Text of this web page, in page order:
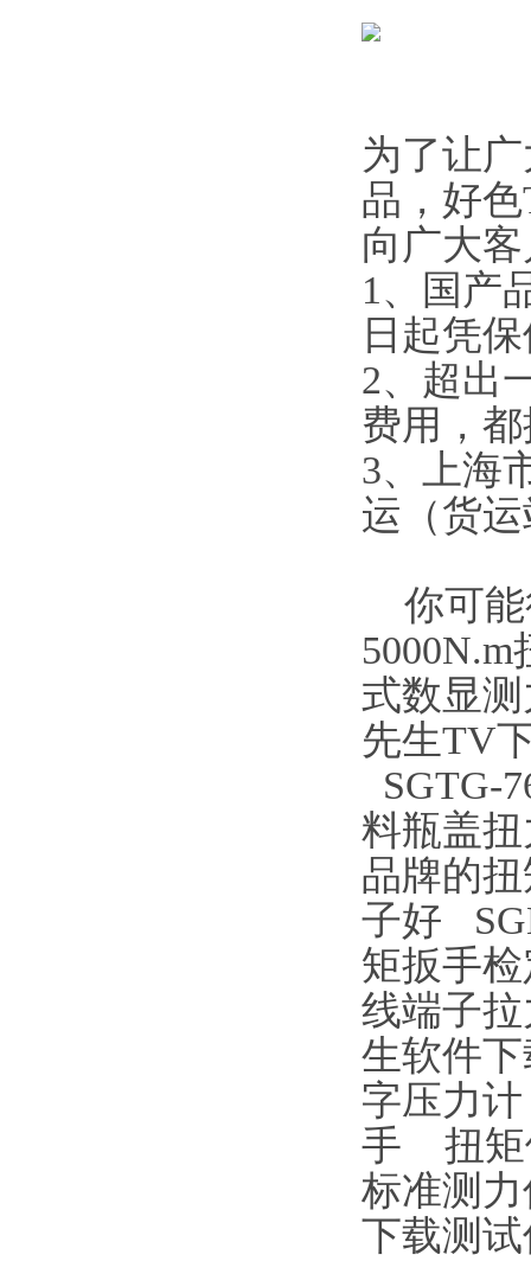
为了让
品，
向广大客
1、国
日起凭保
2、超
费用，
3、上
运（货运
你可
式数显
先生TV
SGTG-
料瓶盖
品牌的
子好
矩扳手
线端子
生软件
字压力计
手 扭矩
标准测
下载测